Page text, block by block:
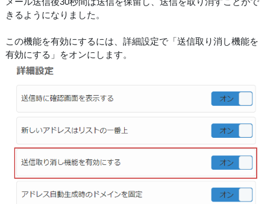
きるようになりました。
この機能を有効にするには、詳細設定で「送信取り消し機能を
有効にする」をオンにします。